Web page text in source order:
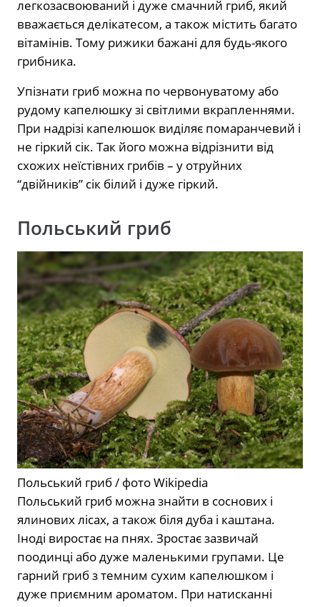
легкозасвоюваний і дуже смачний гриб, який
вважається делікатесом, а також містить багато
вітамінів. Тому рижики бажані для будь-якого
грибника.
Упізнати гриб можна по червонуватому або
рудому капелюшку зі світлими вкрапленнями.
При надрізі капелюшок виділяє помаранчевий і
не гіркий сік. Так його можна відрізнити від
схожих неїстівних грибів – у отруйних
“двійників” сік білий і дуже гіркий.
Польський гриб
Польський гриб / фото Wikipedia
Польський гриб можна знайти в соснових і
ялинових лісах, а також біля дуба і каштана.
Іноді виростає на пнях. Зростає зазвичай
поодинці або дуже маленькими групами. Це
гарний гриб з темним сухим капелюшком і
дуже приємним ароматом. При натисканні